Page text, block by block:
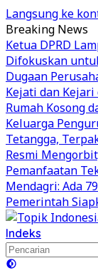
Langsung ke
Breaking News
Ketua DPRD
Difokuskan
Dugaan
Kejati dan
Rumah Kosong
Keluarga
Tetangga,
Resmi
Pemanfaatan
Mendagri: Ada
Pemerintah
Indeks